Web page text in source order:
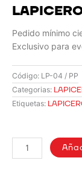
Pedido mínimo
Exclusivo para
Código: LP-04 / PP
Categorias:
Etiquetas:
METÁLICO
LP-